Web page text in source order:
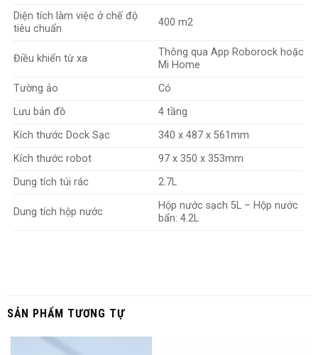
Đế có thể tháo rời, dễ dàng vệ sinh hơn.
Dung lượng pin khủng
Lực hút lên tới 7000Pa
Hệ thống tránh chướng ngại vật 3D
Qrevo S chuẩn “con nhà người ta” với lực hút “vượt trội” hơn
thế hệ tiền nhiệm Roborock Qrevo. Đem công nghệ mạnh mẽ
vết bẩn khô hay ướt. Không còn cần cảm hứng, việc làm sạch
bỗng trở nên rất chill, bạn tha hồ rảnh rang làm điều mình
Diện tích làm việc ở chế độ
tiêu chuẩn
400 m2
Điều khiển từ xa
Thông qua App Roborock hoặc
Mi Home
Tường ảo
Có
Lưu bản đồ
4 tầng
Kích thước Dock Sạc
340 x 487 x 561mm
Kích thước robot
97 x 350 x 353mm
Dung tích túi rác
2.7L
Dung tích hộp nước
Hộp nước sạch 5L – Hộp nước
bẩn: 4.2L
SẢN PHẨM TƯƠNG TỰ